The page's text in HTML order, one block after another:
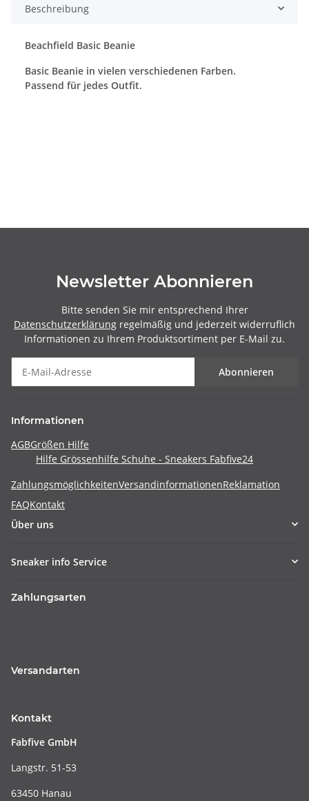
Beschreibung
Beachfield Basic Beanie
Basic Beanie in vielen verschiedenen Farben.
Passend für jedes Outfit.
Newsletter Abonnieren
Bitte senden Sie mir entsprechend Ihrer
Datenschutzerklärung regelmäßig und jederzeit widerruflich
Informationen zu Ihrem Produktsortiment per E-Mail zu.
Abonnieren
Informationen
AGBGrößen Hilfe
Hilfe Grössenhilfe Schuhe - Sneakers Fabfive24
ZahlungsmöglichkeitenVersandinformationenReklamation
FAQKontakt
Über uns
Sneaker info Service
Zahlungsarten
Versandarten
Kontakt
Fabfive GmbH
Langstr. 51-53
63450 Hanau